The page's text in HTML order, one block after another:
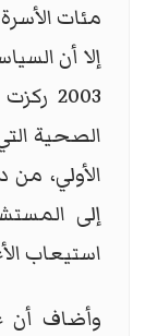
مئات
إلا أن
2003
الصحية
الأولي،
إلى
استيعاب
وأضاف أن